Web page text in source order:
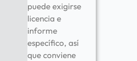
puede exigirse
licencia e
informe
específico, así
que conviene